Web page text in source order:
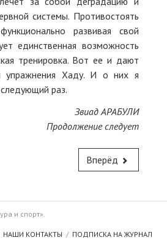
системы. Противостоять
развивая свой
единственная возможность
тренировка. Вот ее и дают
упражнения Хаду. И о них я
раз.
Звиад АРАБУЛИ
Продолжение следует
Вперёд
и спорт».
НАШИ КОНТАКТЫ ПОДПИСКА НА ЖУРНАЛ